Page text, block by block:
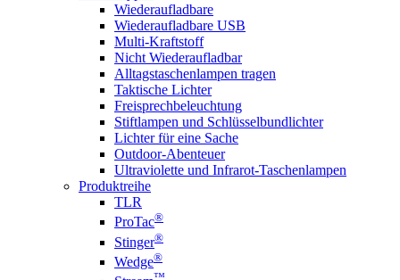
Wiederaufladbare
Wiederaufladbare USB
Multi-Kraftstoff
Nicht Wiederaufladbar
Alltagstaschenlampen tragen
Taktische Lichter
Freisprechbeleuchtung
Stiftlampen und Schlüsselbundlichter
Lichter für eine Sache
Outdoor-Abenteuer
Ultraviolette und Infrarot-Taschenlampen
Produktreihe
TLR
ProTac®
Stinger®
Wedge®
™